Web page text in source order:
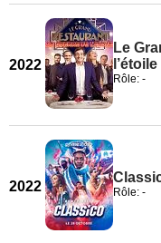
2022
Le
l’étoile
Rôle: -
2022 Rôle: -